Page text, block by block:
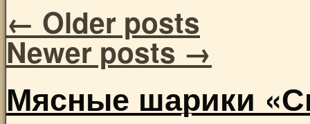
← Older posts
Newer posts→
Мясные шарики